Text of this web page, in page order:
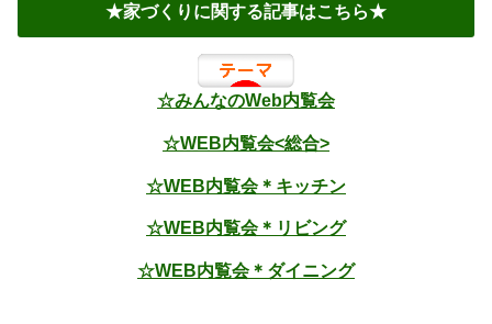
★家づくりに関する記事はこちら★
☆みんなのWeb内覧会
☆WEB内覧会<総合>
☆WEB内覧会＊キッチン
☆WEB内覧会＊リビング
☆WEB内覧会＊ダイニング